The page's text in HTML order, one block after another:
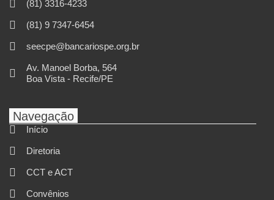
(81) 3316-4233
(81) 9 7347-6454
seecpe@bancariospe.org.br
Av. Manoel Borba, 564
Boa Vista - Recife/PE
Navegação
Início
Diretoria
CCT e ACT
Convênios